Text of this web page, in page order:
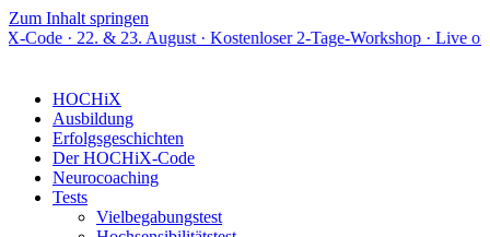
Zum Inhalt springen
& 23. August · Kostenloser 2-Tage-Workshop · Live online
HOCHiX
Ausbildung
Erfolgsgeschichten
Der HOCHiX-Code
Neurocoaching
Tests
Vielbegabungstest